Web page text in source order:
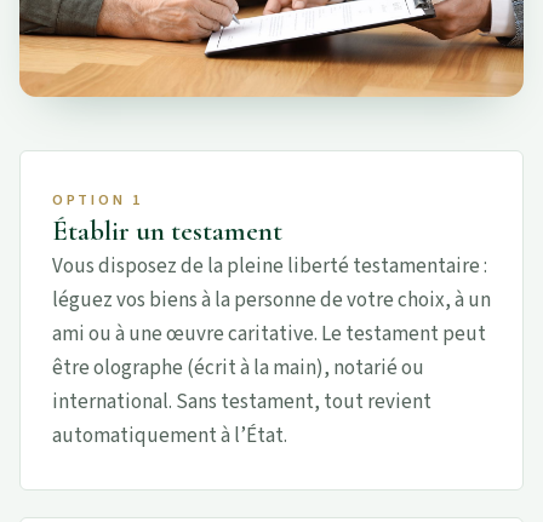
OPTION 1
Établir un testament
Vous disposez de la pleine liberté testamentaire :
léguez vos biens à la personne de votre choix, à un
ami ou à une œuvre caritative. Le testament peut
être olographe (écrit à la main), notarié ou
international. Sans testament, tout revient
automatiquement à l’État.